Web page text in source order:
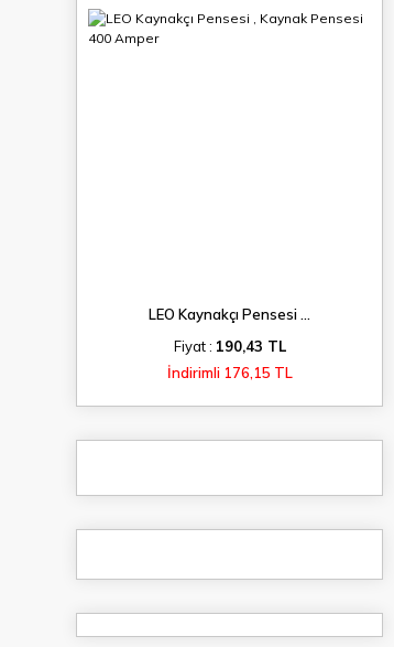
LEO Kaynakçı Pensesi ...
Fiyat : 190,43 TL
İndirimli 176,15 TL